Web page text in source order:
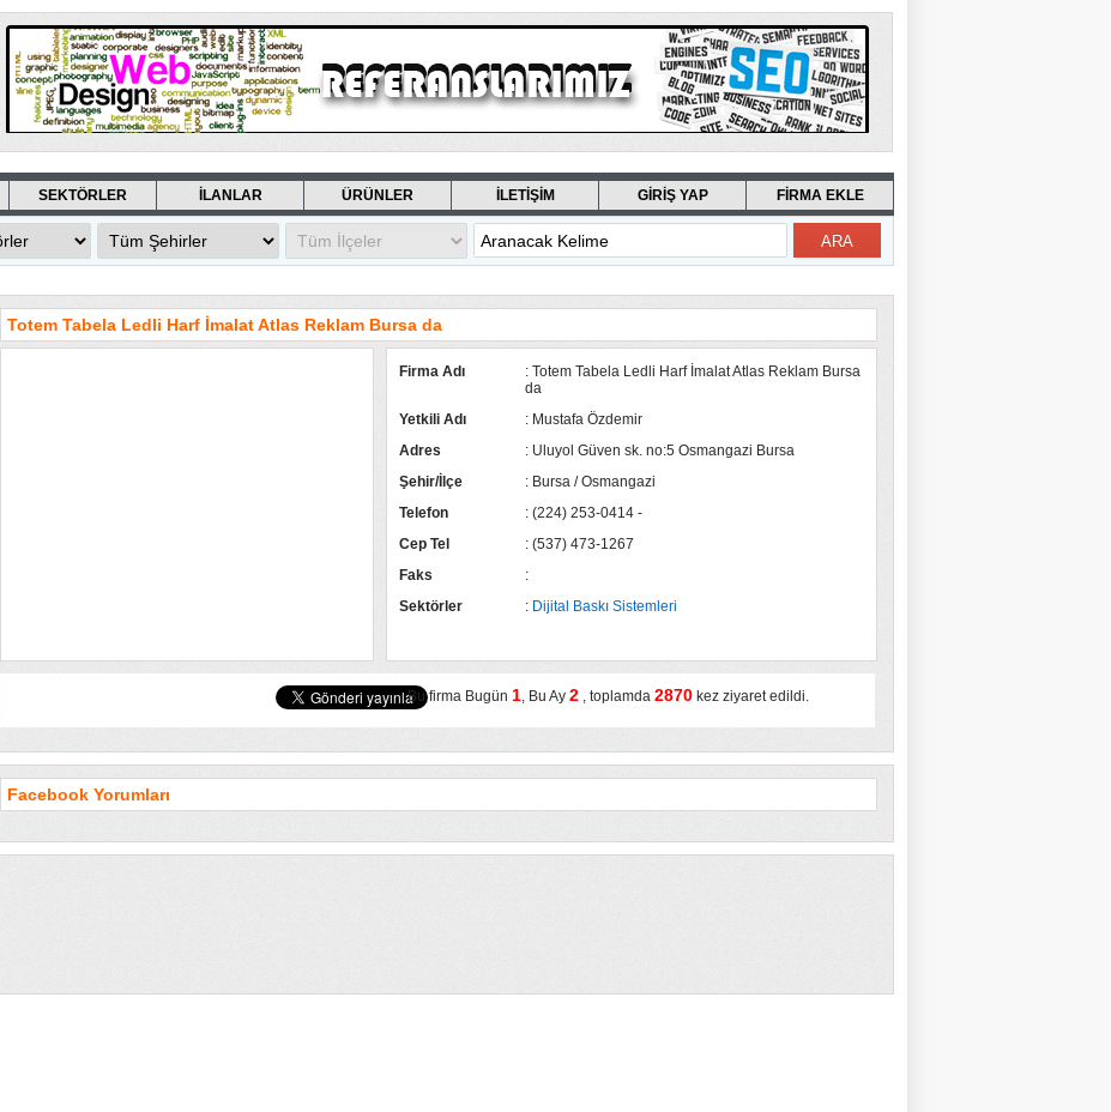
SEKTÖRLER İLANLAR ÜRÜNLER İLETİŞİM GİRİŞ YAP FİRMA EKLE
Totem Tabela Ledli Harf İmalat Atlas Reklam Bursa da
Firma Adı
: Totem Tabela Ledli Harf İmalat Atlas Reklam Bursa
da
Yetkili Adı
: Mustafa Özdemir
Adres
: Uluyol Güven sk. no:5 Osmangazi Bursa
Şehir/İlçe
: Bursa / Osmangazi
Telefon
: (224) 253-0414 -
Cep Tel
: (537) 473-1267
Faks
:
Sektörler
: Dijital Baskı Sistemleri
Bu firma Bugün 1, Bu Ay 2 , toplamda 2870 kez ziyaret edildi.
Facebook Yorumları